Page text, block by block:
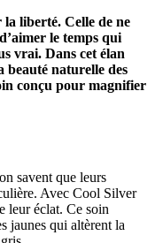
la liberté. Celle de ne
le temps qui
vrai. Dans cet élan
beauté naturelle des
conçu pour magnifier
savent que leurs
Avec Cool Silver
leur éclat. Ce soin
jaunes qui altèrent la